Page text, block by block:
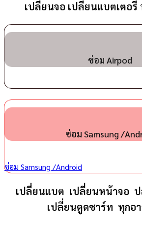
เปลี่ยนจอ เปลี่ยนแบตเตอรี่
ซ่อม Airpod
ซ่อม Samsung /
ซ่อม Samsung /Android
เปลี่ยนแบต เปลี่ยนหน้าจอ
เปลี่ยนตูดชาร์ท ทุกอา